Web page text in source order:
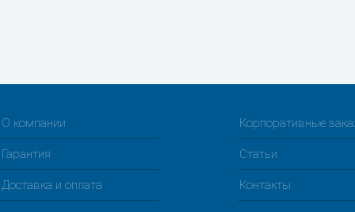
О компании Корпоративные
Гарантия Статьи
Доставка и оплата Контакты